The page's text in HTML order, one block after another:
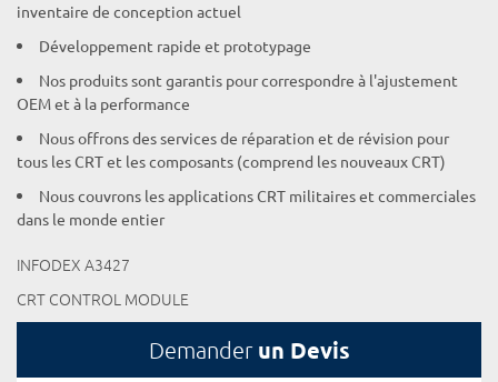
inventaire de conception actuel
Développement rapide et prototypage
Nos produits sont garantis pour correspondre à l'ajustement
OEM et à la performance
Nous offrons des services de réparation et de révision pour
tous les CRT et les composants (comprend les nouveaux CRT)
Nous couvrons les applications CRT militaires et commerciales
dans le monde entier
INFODEX A3427
CRT CONTROL MODULE
Demander un Devis